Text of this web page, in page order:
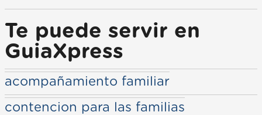
Te puede servir en
GuiaXpress
acompañamiento familiar
contencion para las familias